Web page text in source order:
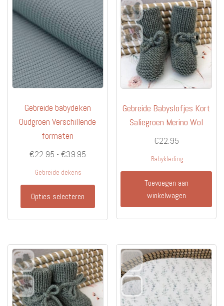
Gebreide babydeken
Oudgroen Verschillende
formaten
€22.95 - €39.95Prijsklasse:
Gebreide dekens
Opties selecteren
Dit
Deze
optie
kan
gekozen
worden
Gebreide Babyslofjes Kort
Saliegroen Merino Wol
€22.95
Babykleding
Toevoegen aan
winkelwagen